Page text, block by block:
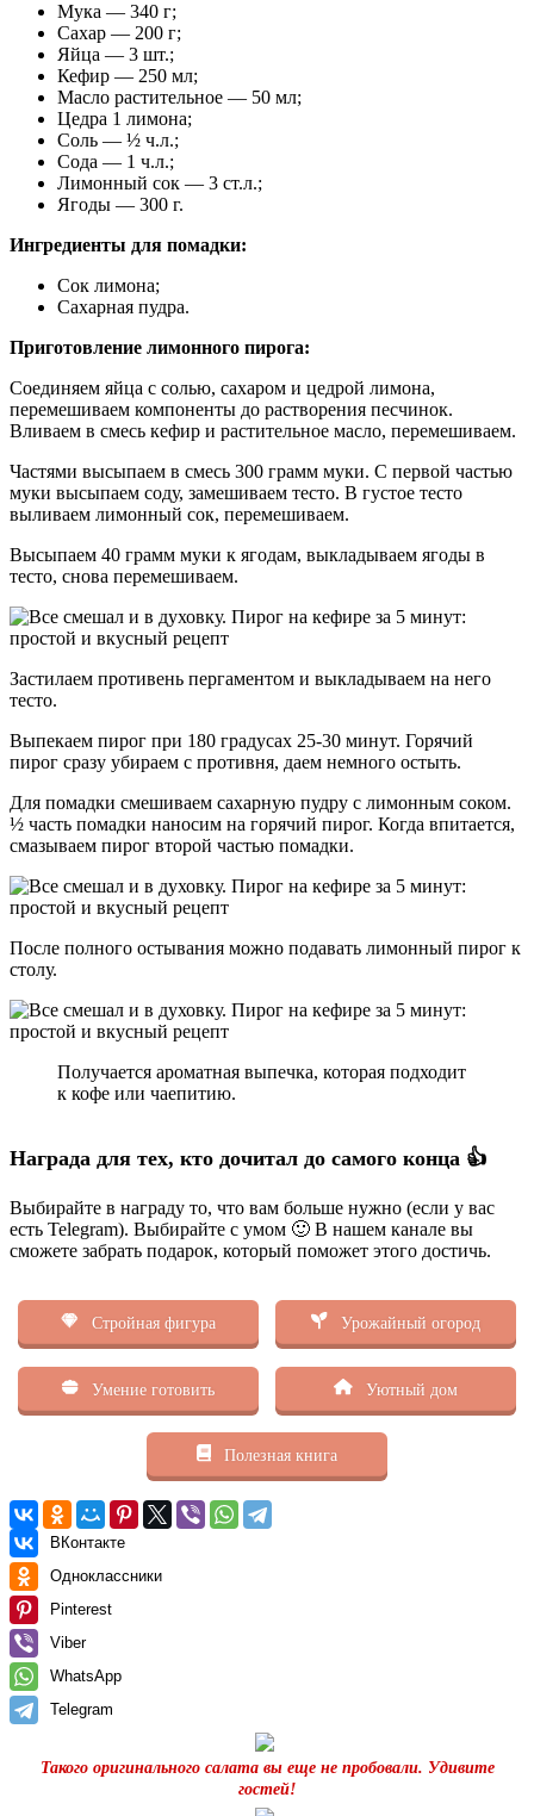
Мука — 340 г;
Сахар — 200 г;
Яйца — 3 шт.;
Кефир — 250 мл;
Масло растительное — 50 мл;
Цедра 1 лимона;
Соль — ½ ч.л.;
Сода — 1 ч.л.;
Лимонный сок — 3 ст.л.;
Ягоды — 300 г.
Ингредиенты для помадки:
Сок лимона;
Сахарная пудра.
Приготовление лимонного пирога:
Соединяем яйца с солью, сахаром и цедрой лимона,
перемешиваем компоненты до растворения песчинок.
Вливаем в смесь кефир и растительное масло, перемешиваем.
Частями высыпаем в смесь 300 грамм муки. С первой частью
муки высыпаем соду, замешиваем тесто. В густое тесто
выливаем лимонный сок, перемешиваем.
Высыпаем 40 грамм муки к ягодам, выкладываем ягоды в
тесто, снова перемешиваем.
Застилаем противень пергаментом и выкладываем на него
тесто.
Выпекаем пирог при 180 градусах 25-30 минут. Горячий
пирог сразу убираем с противня, даем немного остыть.
Для помадки смешиваем сахарную пудру с лимонным соком.
½ часть помадки наносим на горячий пирог. Когда впитается,
смазываем пирог второй частью помадки.
После полного остывания можно подавать лимонный пирог к
столу.
Получается ароматная выпечка, которая подходит
к кофе или чаепитию.
Награда для тех, кто дочитал до самого конца 👍
Выбирайте в награду то, что вам больше нужно (если у вас
есть Telegram). Выбирайте с умом 🙂 В нашем канале вы
сможете забрать подарок, который поможет этого достичь.
Стройная фигура Урожайный огород
Умение готовить Уютный дом
Полезная книга
ВКонтакте
Одноклассники
Pinterest
Viber
WhatsApp
Telegram
Такого оригинального салата вы еще не пробовали. Удивите
гостей!